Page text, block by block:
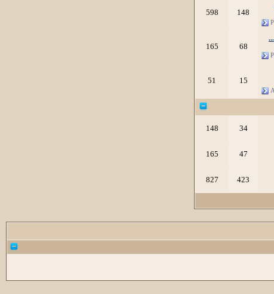
148
598
68
165
15
51
34
148
47
165
423
827